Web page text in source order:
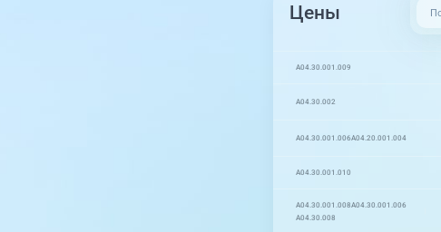
Цены
A04.30.001.009
A04.30.002
A04.30.001.006A04.20.001.004
A04.30.001.010
A04.30.001.008A04.30.001.006
A04.30.008